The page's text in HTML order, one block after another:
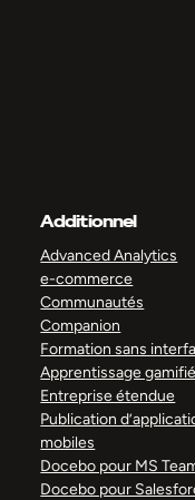
Additionnel
Advanced Analytics
e-commerce
Communautés
Companion
Formation sans
Apprentissage gamifié
Entreprise étendue
Publication
mobiles
Docebo pour MS
Docebo pour